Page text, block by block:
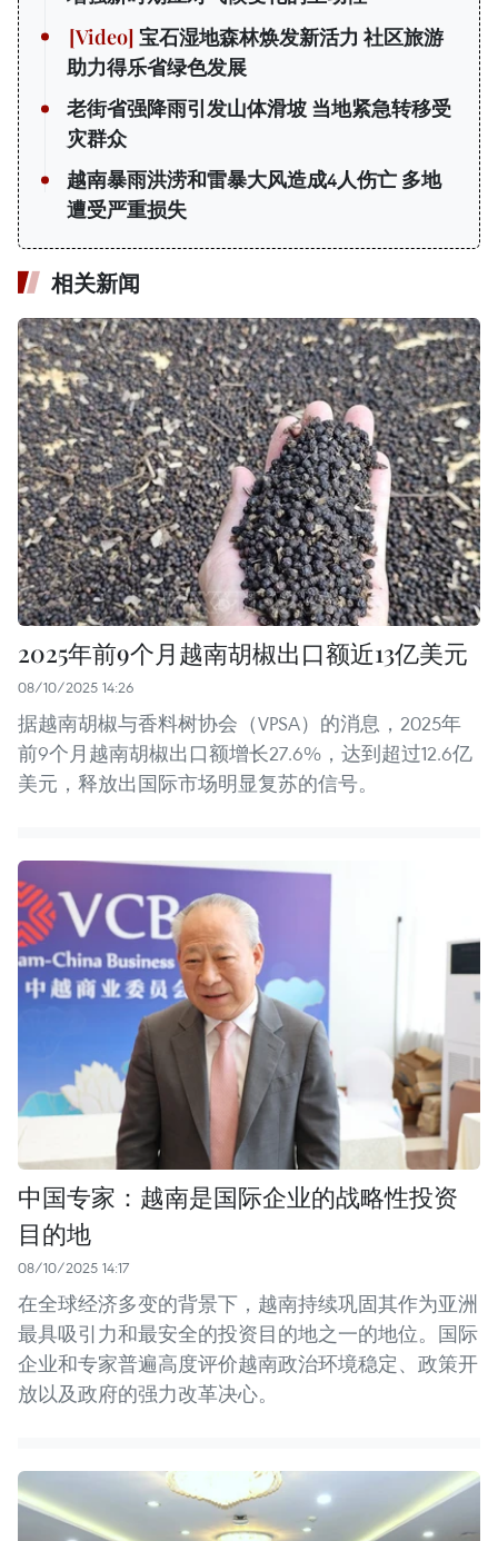
宝石湿地森林焕发新活力 社区旅游
助力得乐省绿色发展
老街省强降雨引发山体滑坡 当地紧急转移受
灾群众
越南暴雨洪涝和雷暴大风造成4人伤亡 多地
遭受严重损失
相关新闻
2025年前9个月越南胡椒出口额近13亿美元
08/10/2025 14:26
据越南胡椒与香料树协会（VPSA）的消息，2025年
前9个月越南胡椒出口额增长27.6%，达到超过12.6亿
美元，释放出国际市场明显复苏的信号。
中国专家：越南是国际企业的战略性投资
目的地
08/10/2025 14:17
在全球经济多变的背景下，越南持续巩固其作为亚洲
最具吸引力和最安全的投资目的地之一的地位。国际
企业和专家普遍高度评价越南政治环境稳定、政策开
放以及政府的强力改革决心。